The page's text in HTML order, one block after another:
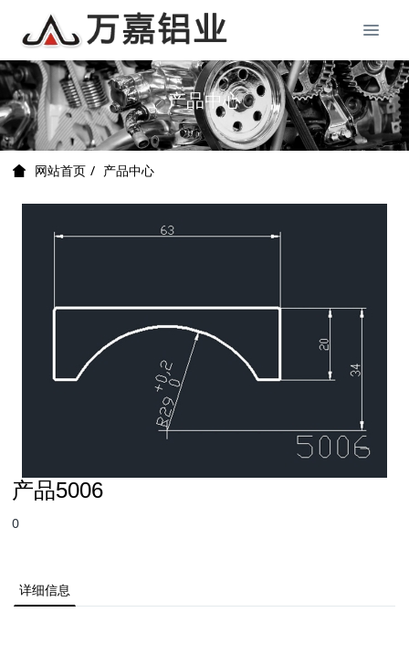
产品中心
网站首页 产品中心
产品5006
0
详细信息